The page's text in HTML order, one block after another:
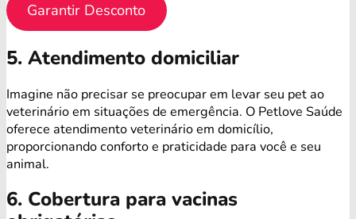
Garantir Desconto
5. Atendimento domiciliar
Imagine não precisar se preocupar em levar seu pet ao
veterinário em situações de emergência. O Petlove Saúde
oferece atendimento veterinário em domicílio,
proporcionando conforto e praticidade para você e seu
animal.
6. Cobertura para vacinas